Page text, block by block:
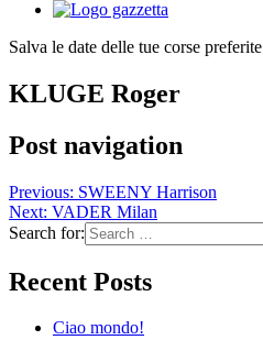
Salva le date delle tue corse preferite
KLUGE Roger
Post navigation
Previous: SWEENY Harrison
Next: VADER Milan
Search for:
Recent Posts
Ciao mondo!